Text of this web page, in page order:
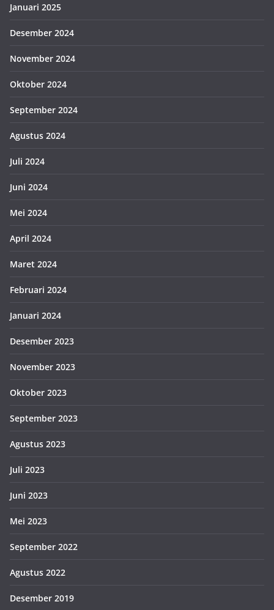
Januari 2025
Desember 2024
November 2024
Oktober 2024
September 2024
Agustus 2024
Juli 2024
Juni 2024
Mei 2024
April 2024
Maret 2024
Februari 2024
Januari 2024
Desember 2023
November 2023
Oktober 2023
September 2023
Agustus 2023
Juli 2023
Juni 2023
Mei 2023
September 2022
Agustus 2022
Desember 2019